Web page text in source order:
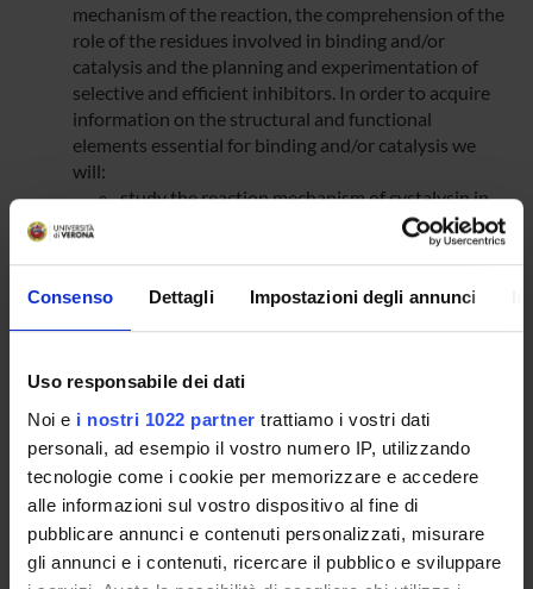
Consenso Dettagli Impostazioni degli annunci
Uso responsabile dei dati
Noi e i nostri 1022 partner trattiamo i vostri dati
personali, ad esempio il vostro numero IP, utilizzando
tecnologie come i cookie per memorizzare e accedere
alle informazioni sul vostro dispositivo al fine di
pubblicare annunci e contenuti personalizzati, misurare
gli annunci e i contenuti, ricercare il pubblico e sviluppare
mechanism of the reaction, the comprehension of the
role of the residues involved in binding and/or
catalysis and the planning and experimentation of
selective and efficient inhibitors. In order to acquire
information on the structural and functional
elements essential for binding and/or catalysis we
will:
study the reaction mechanism of cystalysin in
the presence of other sulfur substrates besides
cysteine, to determine substrate and reaction
identify catalytic intermediates by means of
conventional and rapid kinetic studies;
reaction with cysteine as a function of pH. This
values of residues possibly involved in
substrate binding and/or catalysis.
Furthermore, given the importance of this
enzyme in periodontal diseases, once
established the structural elements, we will
rationally plan and test potentially specific